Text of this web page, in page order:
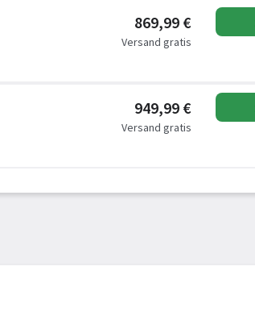
869,99 €
Versand gratis
949,99 €
Versand gratis